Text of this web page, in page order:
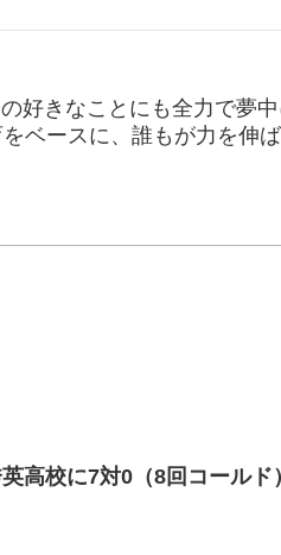
好きなことにも全力で夢中
ベースに、誰もが力を伸ば
高校に7対0（8回コールド